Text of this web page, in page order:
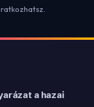
a hazai